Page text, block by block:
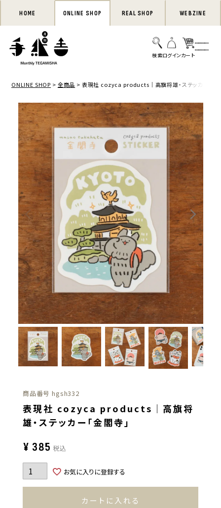
HOME ONLINE SHOP REAL SHOP WEBZINE
ONLINE SHOP 全商品 表現社 cozyca products｜高旗将雄・ステッカー「金
商品番号 hgsh332
表現社 cozyca products｜高旗将
雄・ステッカー「金閣寺」
¥ 385 税込
お気に入りに登録する
カートに入れる